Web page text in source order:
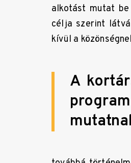
alkotást mutat be
célja szerint
kívül a
A